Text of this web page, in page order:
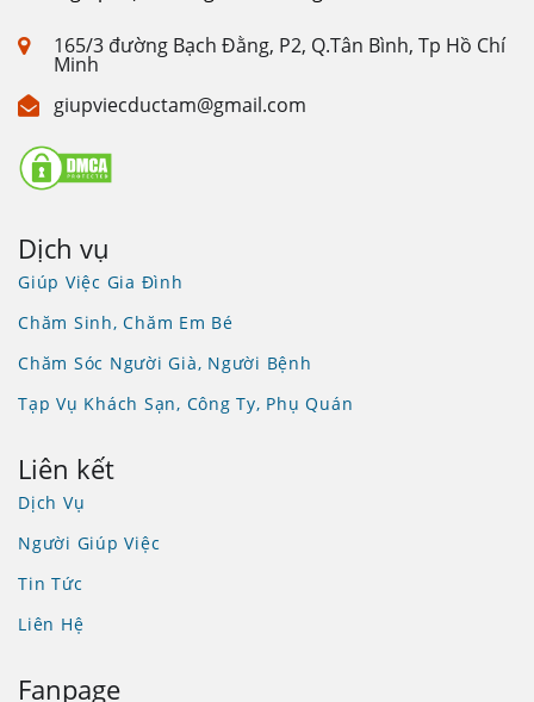
165/3 đường Bạch Đằng, P2, Q.Tân Bình, Tp Hồ Chí
Minh
giupviecductam@gmail.com
Dịch vụ
Giúp Việc Gia Đình
Chăm Sinh, Chăm Em Bé
Chăm Sóc Người Già, Người Bệnh
Tạp Vụ Khách Sạn, Công Ty, Phụ Quán
Liên kết
Dịch Vụ
Người Giúp Việc
Tin Tức
Liên Hệ
Fanpage